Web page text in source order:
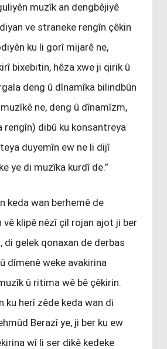
muzîk an dengbêjiyê
ve straneke rengîn çêkin
ku li gorî mijarê ne,
bixebitin, hêza xwe ji qirik û
deng û dînamîka bilindbûn
ne, deng û dînamîzm,
dibû ku konsantreya
duyemîn ew ne li dijî
ye di muzîka kurdî de.”
keda wan berhemê de
vê klipê nêzî çil rojan ajot ji ber
di gelek qonaxan de derbas
dîmenê weke avakirina
û ritima wê bê çêkirin.
ku herî zêde keda wan di
Berazî ye, ji ber ku ew
wî li ser dikê kedeke